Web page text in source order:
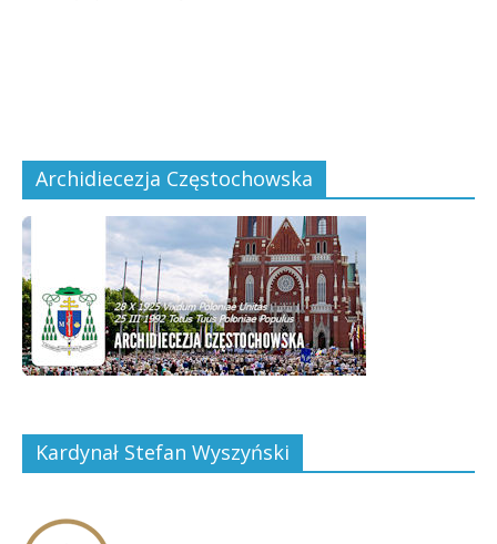
Archidiecezja Częstochowska
Kardynał Stefan Wyszyński